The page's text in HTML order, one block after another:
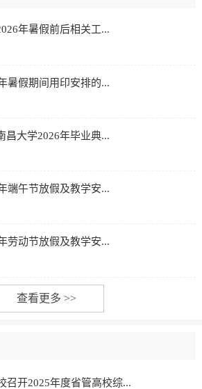
年暑假前后相关工...
暑假期间用印安排的...
昌大学2026年毕业典...
端午节放假及教学安...
劳动节放假及教学安...
查看更多 >>
召开2025年度省管高校综...